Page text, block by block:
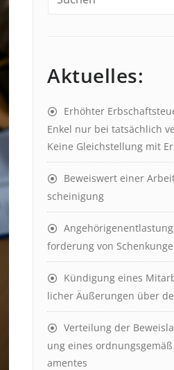
Aktuelles:
Erhöhter
Enkel nur bei tat­säch­lich
Keine Gleich­stell­ung mit
Beweis­wert einer
scheinig­ung
ford­er­ung von
Kündigung eines
lich­er Äuß­er­ung­en über
Ver­teil­ung der
ung eines
ament­es